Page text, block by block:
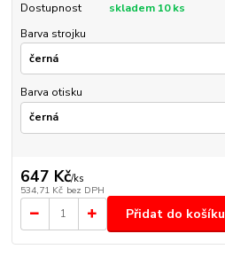
Dostupnost
skladem 10 ks
Barva strojku
Barva otisku
647 Kč/ks
534,71 Kč bez DPH
Přidat do košíku